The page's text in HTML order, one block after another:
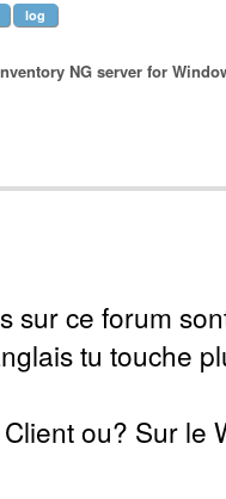
log
NG server for
sur ce forum
tu touche
ou? Sur le